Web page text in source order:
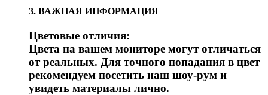
3. ВАЖНАЯ ИНФОРМАЦИЯ
Цветовые отличия:
Цвета на вашем мониторе могут отличаться
от реальных. Для точного попадания в цвет
рекомендуем посетить наш шоу-рум и
увидеть материалы лично.